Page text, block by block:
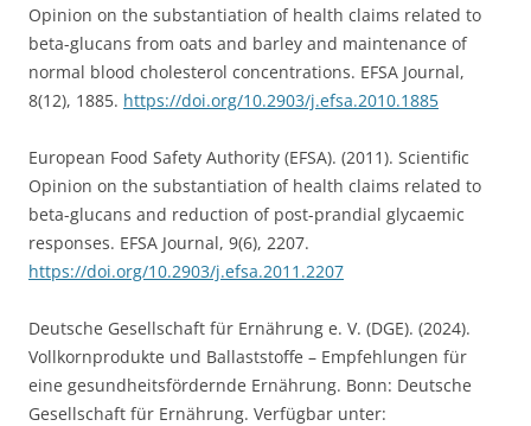
Opinion on the substantiation of health claims related to
beta-glucans from oats and barley and maintenance of
normal blood cholesterol concentrations. EFSA Journal,
8(12), 1885. https://doi.org/10.2903/j.efsa.2010.1885
European Food Safety Authority (EFSA). (2011). Scientific
Opinion on the substantiation of health claims related to
beta-glucans and reduction of post-prandial glycaemic
responses. EFSA Journal, 9(6), 2207.
https://doi.org/10.2903/j.efsa.2011.2207
Deutsche Gesellschaft für Ernährung e. V. (DGE). (2024).
Vollkornprodukte und Ballaststoffe – Empfehlungen für
eine gesundheitsfördernde Ernährung. Bonn: Deutsche
Gesellschaft für Ernährung. Verfügbar unter: